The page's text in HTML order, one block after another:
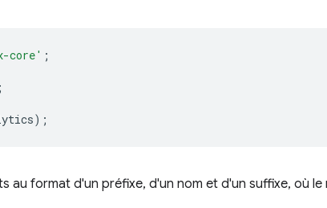
core' ;
);
au format d'un préfixe, d'un nom et d'un suffixe, où le